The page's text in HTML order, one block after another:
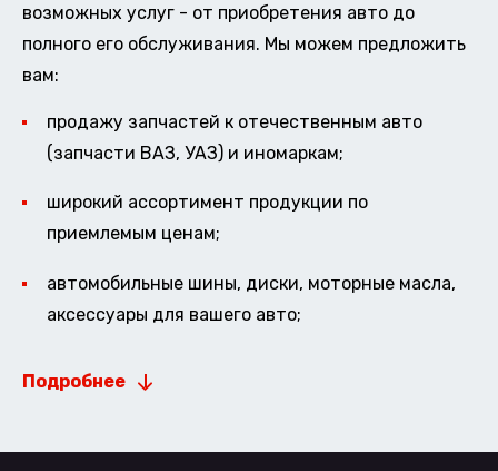
возможных услуг - от приобретения авто до
полного его обслуживания. Мы можем предложить
вам:
продажу запчастей к отечественным авто
(запчасти ВАЗ, УАЗ) и иномаркам;
широкий ассортимент продукции по
приемлемым ценам;
автомобильные шины, диски, моторные масла,
аксессуары для вашего авто;
Подробнее